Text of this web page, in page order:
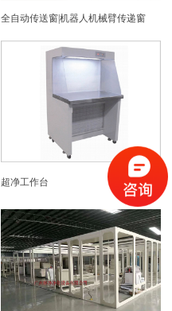
全自动传送窗|机器人机械臂传递窗
超净工作台